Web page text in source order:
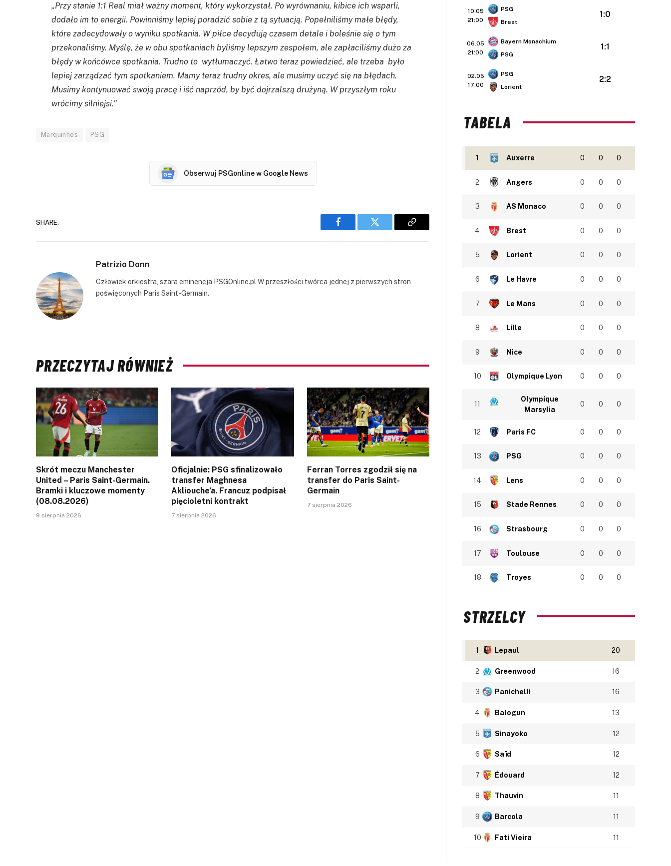
„Przy stanie 1:1 Real miał ważny moment, który wykorzystał. Po wyrównaniu, kibice ich wsparli,
dodało im to energii. Powinniśmy lepiej poradzić sobie z tą sytuacją. Popełniliśmy małe błędy,
które zadecydowały o wyniku spotkania. W piłce decydują czasem detale i boleśnie się o tym
przekonaliśmy. Myślę, że w obu spotkaniach byliśmy lepszym zespołem, ale zapłaciliśmy dużo za
błędy w końcówce spotkania. Trudno to wytłumaczyć. Łatwo teraz powiedzieć, ale trzeba było
lepiej zarządzać tym spotkaniem. Mamy teraz trudny okres, ale musimy uczyć się na błędach.
Musimy kontynuować swoją pracę i iść naprzód, by być dojrzalszą drużyną. W przyszłym roku
wrócimy silniejsi.”
Marquinhos PSG
Obserwuj PSGonline w Google News
SHARE.
Facebook Twitter
Copy
Patrizio Donn
Człowiek orkiestra, szara eminencja PSGOnline.pl W przeszłości twórca jednej z pierwszych stron
poświęconych Paris Saint-Germain.
PRZECZYTAJ RÓWNIEŻ
Skrót meczu Manchester
United – Paris Saint-Germain.
Bramki i kluczowe momenty
(08.08.2026)
9 sierpnia 2026
Oficjalnie: PSG sfinalizowało
transfer Maghnesa
Akliouche’a. Francuz podpisał
pięcioletni kontrakt
7 sierpnia 2026
Ferran Torres zgodził się na
transfer do Paris Saint-
Germain
7 sierpnia 2026
10.05
21:00
PSG
Brest
1:0
06.05
21:00
Bayern Monachium
PSG
1:1
02.05
17:00
PSG
Lorient
2:2
TABELA
1 Auxerre 0 0 0
2 Angers 0 0 0
3 AS Monaco 0 0 0
4 Brest 0 0 0
5 Lorient 0 0 0
6 Le Havre 0 0 0
7 Le Mans 0 0 0
8 Lille 0 0 0
9 Nice 0 0 0
10 Olympique Lyon 0 0 0
11
Olympique
Marsylia
0 0 0
12 Paris FC 0 0 0
13 PSG 0 0 0
14 Lens 0 0 0
15 Stade Rennes 0 0 0
16 Strasbourg 0 0 0
17 Toulouse 0 0 0
18 Troyes 0 0 0
STRZELCY
1 Lepaul 20
2 Greenwood 16
3 Panichelli 16
4 Balogun 13
5 Sinayoko 12
6 Saïd 12
7 Édouard 12
8 Thauvin 11
9 Barcola 11
10 Fati Vieira 11